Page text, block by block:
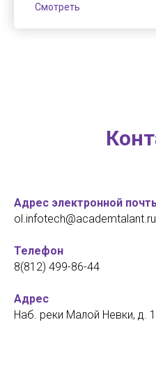
Смотреть
Адрес электронной
ol.infotech@academtalant.ru
Телефон
8(812) 499-86-44
Адрес
Наб. реки Малой Невки, д. 1